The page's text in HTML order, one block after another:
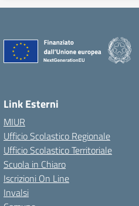
Link Esterni
MIUR
Ufficio Scolastico Regionale
Ufficio Scolastico Territoriale
Scuola in Chiaro
Iscrizioni On Line
Invalsi